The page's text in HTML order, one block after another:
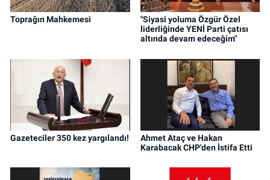
Toprağın Mahkemesi
"Siyasi yoluma Özgür Özel
liderliğinde YENİ Parti çatısı
altında devam edeceğim"
Gazeteciler 350 kez yargılandı!
Ahmet Ataç ve Hakan
Karabacak CHP'den İstifa Etti